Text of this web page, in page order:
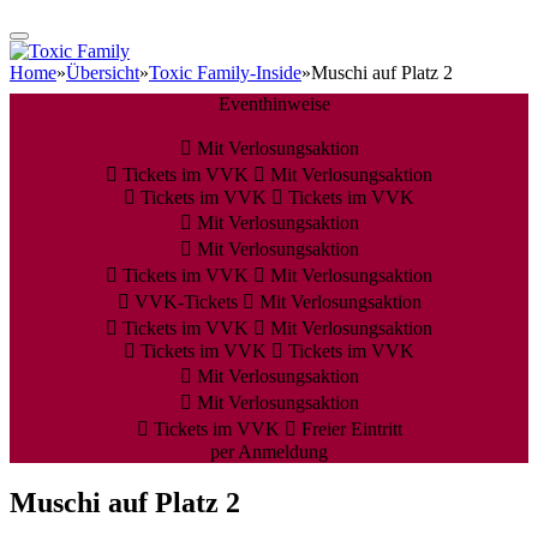
Home»Übersicht»Toxic Family-Inside»Muschi auf Platz 2
Eventhinweise
Mit Verlosungsaktion
Tickets im VVK
Mit Verlosungsaktion
Tickets im VVK
Tickets im VVK
Mit Verlosungsaktion
Mit Verlosungsaktion
Tickets im VVK
Mit Verlosungsaktion
VVK-Tickets
Mit Verlosungsaktion
Tickets im VVK
Mit Verlosungsaktion
Tickets im VVK
Tickets im VVK
Mit Verlosungsaktion
Mit Verlosungsaktion
Tickets im VVK
Freier Eintritt
per Anmeldung
Muschi auf Platz 2